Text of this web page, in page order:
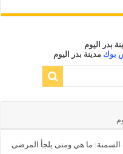
بدر اليوم
بوك مدينة بدر اليوم
ما هي ومتى يلجأ المرضى